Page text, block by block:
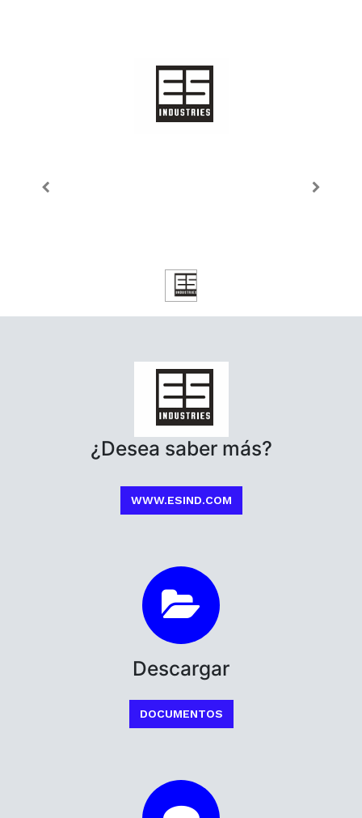
¿Desea saber más?
WWW.ESIND.COM
Descargar
DOCUMENTOS